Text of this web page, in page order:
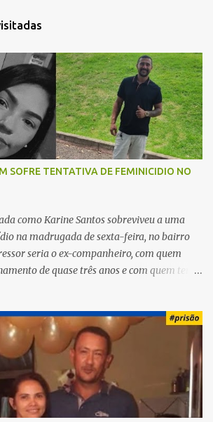
SOFRE TENTATIVA DE FEMINICIDIO NO
como Karine Santos sobreviveu a uma
na madrugada de sexta-feira, no bairro
seria o ex-companheiro, com quem
de quase três anos e com quem tem
queria. Naquela noite, a vítima recebeu o
para ir a uma festa. Ao chegar ao local,
estava presente, mas permaneceu
o evento. O ataque aconteceu quando
casa, por volta das 5h40 da manhã.
estava escondido. Assim que me viu, entrou